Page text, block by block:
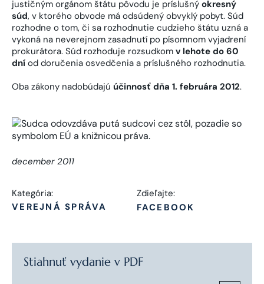
justičným orgánom štátu pôvodu je príslušný okresný
súd, v ktorého obvode má odsúdený obvyklý pobyt. Súd
rozhodne o tom, či sa rozhodnutie cudzieho štátu uzná a
vykoná na neverejnom zasadnutí po písomnom vyjadrení
prokurátora. Súd rozhoduje rozsudkom v lehote do 60
dní od doručenia osvedčenia a príslušného rozhodnutia.
Oba zákony nadobúdajú účinnosť dňa 1. februára 2012.
december 2011
Kategória:
VEREJNÁ SPRÁVA
Zdieľajte:
FACEBOOK
Stiahnuť vydanie v PDF